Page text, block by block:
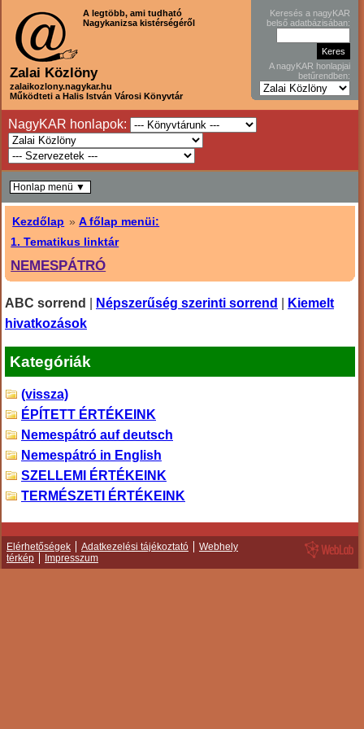
A legtöbb, ami tudható
Nagykanizsa kistérségéről
Zalai Közlöny
zalaikozlony.nagykar.hu
Működteti a Halis István Városi Könyvtár
Keresés a nagyKAR
belső adatbázisában:
A nagyKAR honlapjai
betűrendben:
NagyKAR honlapok:
Kezdőlap »A főlap menüi:
1. Tematikus linktár
NEMESPÁTRÓ
ABC sorrend Népszerűség szerinti sorrend
Kiemelt
hivatkozások
Kategóriák
(vissza)
ÉPÍTETT ÉRTÉKEINK
Nemespátró auf deutsch
Nemespátró in English
SZELLEMI ÉRTÉKEINK
TERMÉSZETI ÉRTÉKEINK
Honlap menü ▼
Elérhetőségek Adatkezelési tájékoztató
Webhely
térkép
Impresszum